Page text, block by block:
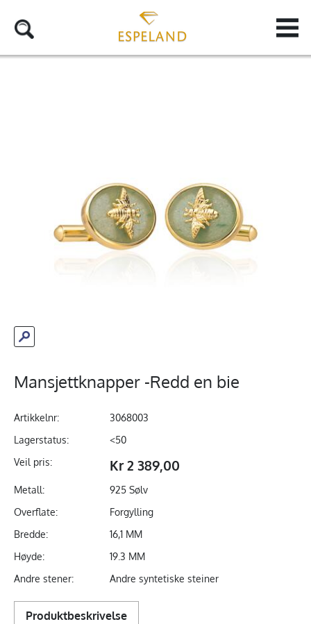
Mansjettknapper -Redd en bie
Artikkelnr:
3068003
Lagerstatus:
<50
Veil pris:
Kr 2 389,00
Metall:
925 Sølv
Overflate:
Forgylling
Bredde:
16,1 MM
Høyde:
19.3 MM
Andre stener:
Andre syntetiske steiner
Produktbeskrivelse